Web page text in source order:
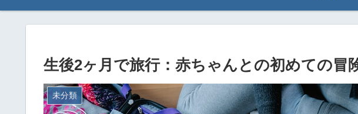
生後2ヶ月で旅行：赤ちゃんとの初めての冒
未分類